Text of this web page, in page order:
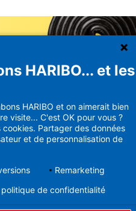
acceptez de
HARIBO... et les
HARIBO et on aimerait bien
visite... C'est OK pour vous ?
Partager des données
et de personnalisation de
Remarketing
de confidentialité